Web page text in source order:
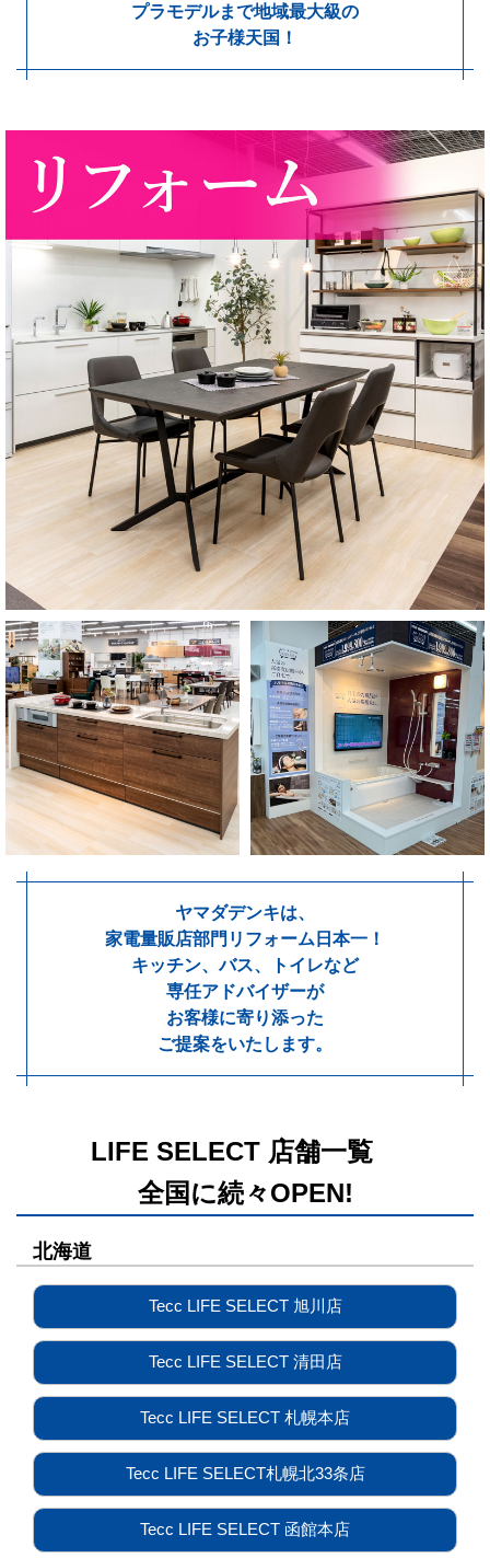
プラモデルまで地域最大級の
お子様天国！
ヤマダデンキは、
家電量販店部門リフォーム日本一！
キッチン、バス、トイレなど
専任アドバイザーが
お客様に寄り添った
ご提案をいたします。
LIFE SELECT 店舗一覧
全国に続々OPEN!
北海道
Tecc LIFE SELECT 旭川店
Tecc LIFE SELECT 清田店
Tecc LIFE SELECT 札幌本店
Tecc LIFE SELECT札幌北33条店
Tecc LIFE SELECT 函館本店